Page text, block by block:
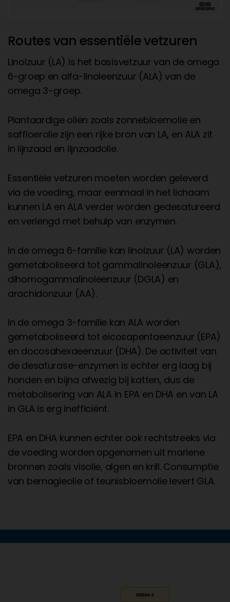
Routes van essentiële vetzuren
Linolzuur (LA) is het basisvetzuur van de omega
6-groep en alfa-linoleenzuur (ALA) van de
omega 3-groep.
Plantaardige oliën zoals zonnebloemolie en
saffloerolie zijn een rijke bron van LA, en ALA zit
in lijnzaad en lijnzaadolie.
Essentiële vetzuren moeten worden geleverd
via de voeding, maar eenmaal in het lichaam
kunnen LA en ALA verder worden gedesatureerd
en verlengd met behulp van enzymen.
In de omega 6-familie kan linolzuur (LA) worden
gemetaboliseerd tot gammalinoleenzuur (GLA),
dihomogammalinoleenzuur (DGLA) en
arachidonzuur (AA).
In de omega 3-familie kan ALA worden
gemetaboliseerd tot eicosapentaeenzuur (EPA)
en docosahexaeenzuur (DHA). De activiteit van
de desaturase-enzymen is echter erg laag bij
honden en bijna afwezig bij katten, dus de
metabolisering van ALA in EPA en DHA en van LA
in GLA is erg inefficiënt.
EPA en DHA kunnen echter ook rechtstreeks via
de voeding worden opgenomen uit mariene
bronnen zoals visolie, algen en krill. Consumptie
van bernagieolie of teunisbloemolie levert GLA.